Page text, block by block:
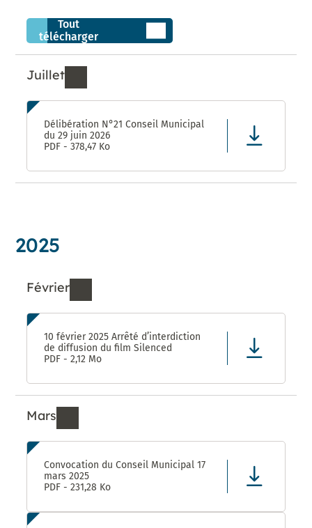
Tout
télécharger
Juillet
Ressources de Juillet 2026
Délibération N°21 Conseil Municipal
du 29 juin 2026
PDF - 378,47 Ko
2025
Février
Ressources de Février 2025
10 février 2025 Arrêté d’interdiction
de diffusion du film Silenced
PDF - 2,12 Mo
Mars
Ressources de Mars 2025
Convocation du Conseil Municipal 17
mars 2025
PDF - 231,28 Ko